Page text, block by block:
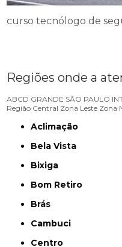
curso tecnólogo de
Regiões onde a
ABCD GRANDE SÃO PAULO
Região Central Zona Leste Zona
Aclimação
Bela Vista
Bixiga
Bom Retiro
Brás
Cambuci
Centro